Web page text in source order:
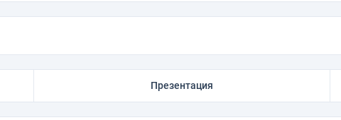
Презентация